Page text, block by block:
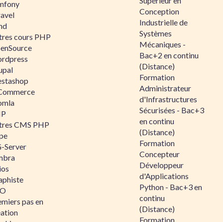
cours PHP
CMS PHP
Server
pas en
Conception
Industrielle de
Systèmes
Mécaniques -
Bac+2 en continu
(Distance)
Formation
Administrateur
d'Infrastructures
Sécurisées - Bac+3
en continu
(Distance)
Formation
Concepteur
Développeur
d'Applications
Python - Bac+3 en
continu
(Distance)
Formation